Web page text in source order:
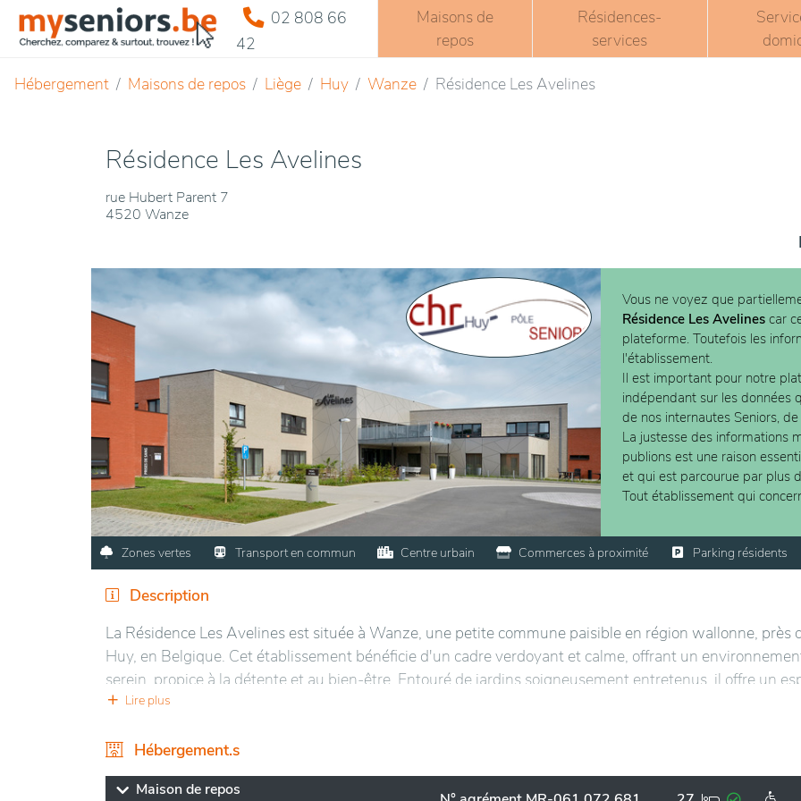
02 808 66
42
Maisons de
repos
Résidences-
services
Hébergement Maisons de repos Liège Huy Wanze Résidence Les Avelines
Résidence Les Avelines
rue Hubert Parent 7
4520 Wanze
Vous ne voyez que
Résidence Les Avelines car
plateforme. Toutefois les
l'établissement.
Il est important pour notre
indépendant sur les données
de nos internautes Seniors,
La justesse des informations
publions est une raison
et qui est parcourue par plus
Tout établissement qui
Zones vertes Transport en commun Centre urbain Commerces à proximité Parking résidents
Description
La Résidence Les Avelines est située à Wanze, une petite commune paisible en région wallonne, près
Huy, en Belgique. Cet établissement bénéficie d'un cadre verdoyant et calme, offrant un
serein, propice à la détente et au bien-être. Entouré de jardins soigneusement entretenus, il offre un
agréable où les résidents peuvent profiter de moments de tranquillité en plein air. La proximité des
tumulte urbain.
Les installations modernes sont pensées pour répondre aux besoins des résidents, tout en garantissant
Lire plus
Hébergement.s
Maison de repos